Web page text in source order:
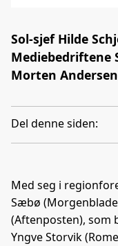
Sol-sjef Hilde
Mediebedriftene
Morten
Del denne siden:
Med seg i
Sæbø
(Aftenposten), som
Yngve Storvik